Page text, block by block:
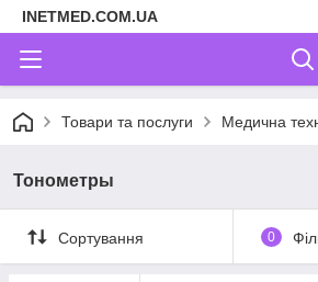
INETMED.COM.UA
Товари та послуги Медична
Тонометры
Сортування 0